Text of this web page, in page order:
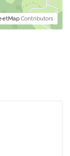
Contributors